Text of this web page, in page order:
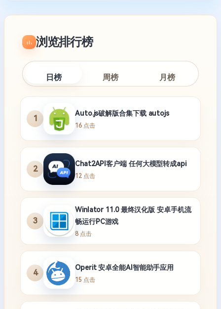
浏览排行榜
日榜 周榜 月榜
1
Auto.js破解版合集下载 autojs
16 点击
2
Chat2API客户端 任何大模型转成api
12 点击
3
Winlator 11.0 最终汉化版 安卓手机流
畅运行PC游戏
8 点击
4
Operit 安卓全能AI智能助手应用
15 点击